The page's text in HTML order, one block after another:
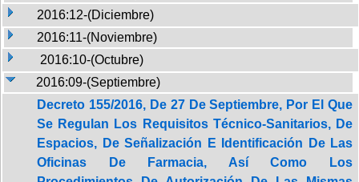
2016:12-(Diciembre)
2016:11-(Noviembre)
2016:10-(Octubre)
2016:09-(Septiembre)
Decreto 155/2016, De 27 De Septiembre, Por El Que
Se Regulan Los Requisitos Técnico-Sanitarios, De
Espacios, De Señalización E Identificación De Las
Oficinas De Farmacia, Así Como Los